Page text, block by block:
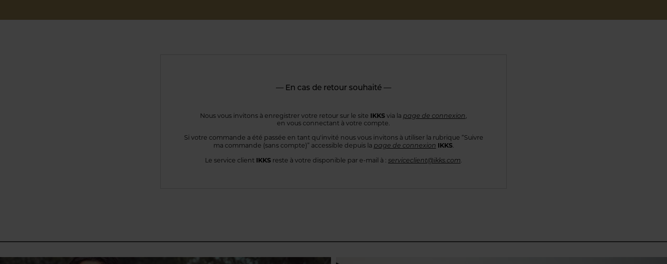
— En cas de retour souhaité —
Nous vous invitons à enregistrer votre retour sur le site IKKSvia la page de connexion
en vous connectant à votre compte.
Si votre commande a été passée en tant qu'invité nous vous invitons à utiliserla rubrique “Suivre
ma commande (sans compte)” accessible depuis la page de connexion IKKS.
Le service client IKKS reste à votre disponible par e-mail à : serviceclient@ikks.com